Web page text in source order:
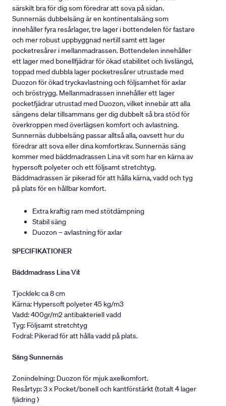
särskilt bra för dig som föredrar att sova på sidan.
Sunnernäs dubbelsäng är en kontinentalsäng som
innehåller fyra resårlager, tre lager i bottendelen för fastare
och mer robust uppbyggnad nertill samt ett lager
pocketresårer i mellanmadrassen. Bottendelen innehåller
ett lager med bonellfjädrar för ökad stabilitet och livslängd,
toppad med dubbla lager pocketresårer utrustade med
Duozon för ökad tryckavlastning och följsamhet för axlar
och bröstrygg. Mellanmadrassen innehåller ett lager
pocketfjädrar utrustad med Duozon, vilket innebär att alla
sängens delar tillsammans ger dig dubbelt så bra stöd för
överkroppen med överlägsen komfort och avlastning.
Sunnernäs dubbelsäng passar alltså alla, oavsett hur du
föredrar att sova eller dina komfortkrav. Sunnernäs säng
kommer med bäddmadrassen Lina vit som har en kärna av
hypersoft polyeter och ett följsamt stretchtyg.
Bäddmadrassen är pikerad för att hålla kärna, vadd och tyg
på plats för en hållbar komfort.
Extra kraftig ram med stötdämpning
Stabil säng
Duozon – avlastning för axlar
SPECIFIKATIONER
Bäddmadrass Lina Vit
Tjocklek: ca 8 cm
Kärna: Hypersoft polyeter 45 kg/m3
Vadd: 400gr/m2 antibakteriell vadd
Tyg: Följsamt stretchtyg
Fodral: Pikerad för att hålla vadd på plats.
Säng Sunnernäs
Zonindelning: Duozon för mjuk axelkomfort.
Resårtyp: 3 x Pocket/bonell och kantförstärkt (totalt 4 lager
fjädring )